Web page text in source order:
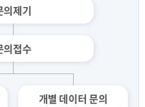
의제기
의접수
개별 데이터 문의